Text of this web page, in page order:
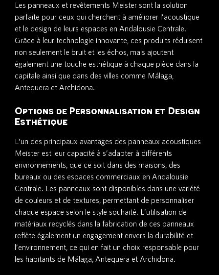
Les panneaux et revêtements Meister sont la solution
parfaite pour ceux qui cherchent à améliorer l’acoustique
et le design de leurs espaces en Andalousie Centrale.
Grâce à leur technologie innovante, ces produits réduisent
non seulement le bruit et les échos, mais ajoutent
également une touche esthétique à chaque pièce dans la
capitale ainsi que dans des villes comme Málaga,
Antequera et Archidona.
Options de Personnalisation et Design
Esthétique
L’un des principaux avantages des panneaux acoustiques
Meister est leur capacité à s’adapter à différents
environnements, que ce soit dans des maisons, des
bureaux ou des espaces commerciaux en Andalousie
Centrale. Les panneaux sont disponibles dans une variété
de couleurs et de textures, permettant de personnaliser
chaque espace selon le style souhaité. L’utilisation de
matériaux recyclés dans la fabrication de ces panneaux
reflète également un engagement envers la durabilité et
l’environnement, ce qui en fait un choix responsable pour
les habitants de Málaga, Antequera et Archidona.